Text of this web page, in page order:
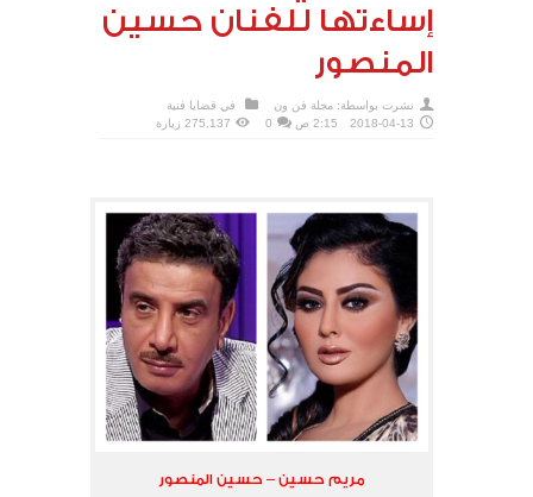
إساءتها للفنان حسين
المنصور‎
نشرت بواسطة: مجلة فن ون في قضايا فنية
2018-04-13
2:15 ص 0 275,137 زيارة
مريم حسين – حسين المنصور